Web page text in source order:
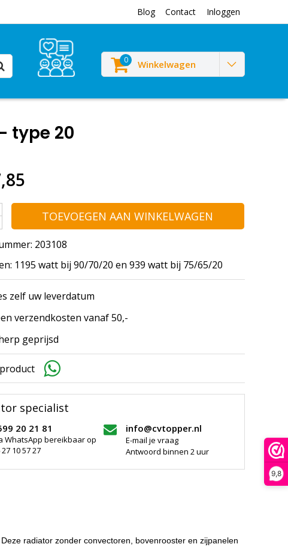
9,8
Blog Contact Inloggen
0 Winkelwagen
type 20
TOEVOEGEN AAN WINKELWAGEN
203108
1195 watt bij 90/70/20 en 939 watt bij 75/65/20
zelf uw leverdatum
verzendkosten vanaf 50,-
geprijsd
specialist
20 21 81
WhatsApp bereikbaar op
27 10 57 27
info@cvtopper.nl
E-mail je vraag
Antwoord binnen 2 uur
radiator zonder convectoren, bovenrooster en zijpanelen